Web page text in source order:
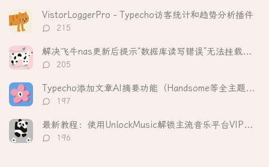
数：
VistorLoggerPro - Typecho访客统计和趋势分析插件
评
数：
215
解决飞牛nas更新后提示“数据库读写错误”无法挂载硬盘
评
数：
205
Typecho添加文章AI摘要功能（Handsome等全主题适配）
评
数：
197
最新教程：使用UnlockMusic解锁主流音乐平台VIP歌曲的加密保护
评
196